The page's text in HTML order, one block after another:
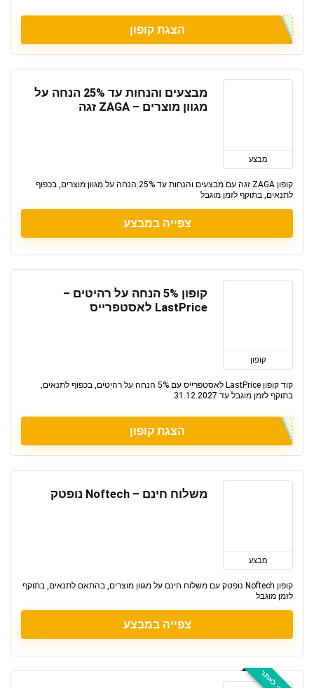
הצגת קופון
מבצע
מבצעים והנחות עד 25% הנחה על
מגוון מוצרים – ZAGA זגה
קופון ZAGA זגה עם מבצעים והנחות עד 25% הנחה על מגוון מוצרים, בכפוף
לתנאים, בתוקף לזמן מוגבל
צפייה במבצע
קופון
קופון 5% הנחה על רהיטים –
LastPrice לאסטפרייס
קוד קופון LastPrice לאסטפרייס עם 5% הנחה על רהיטים, בכפוף לתנאים,
בתוקף לזמן מוגבל עד 31.12.2027
הצגת קופון
מבצע
משלוח חינם – Noftech נופטק
קופון Noftech נופטק עם משלוח חינם על מגוון מוצרים, בהתאם לתנאים, בתוקף
לזמן מוגבל
צפייה במבצע